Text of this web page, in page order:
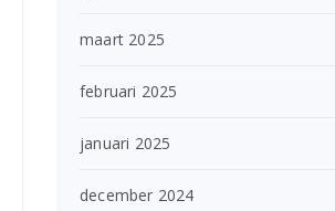
maart 2025
februari 2025
januari 2025
december 2024